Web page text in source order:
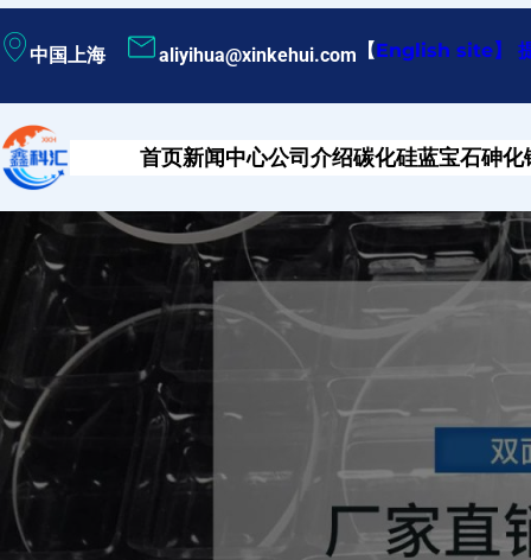
至
容
中国上海 aliyihua@xinkehui.com 【English site】
首页新闻中心公司介绍碳化硅蓝宝石砷化